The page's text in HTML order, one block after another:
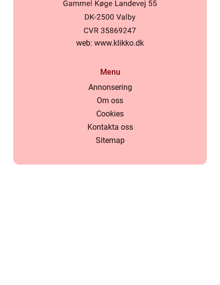
web: www.klikko.dk
Menu
Annonsering
Om oss
Cookies
Kontakta oss
Sitemap